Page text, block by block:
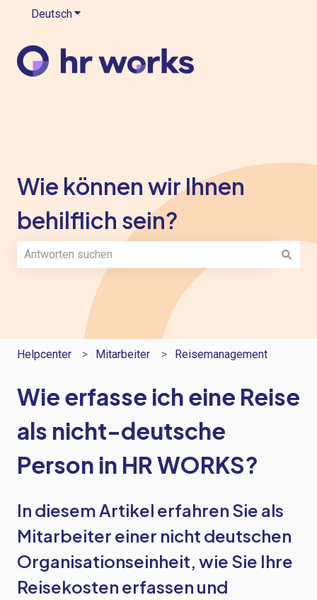
DeutschUntermenü für Übersetzungen anzeigen
Wie können wir Ihnen
behilflich sein?
Es gibt keine Vorschläge, da das Suchfeld leer ist.
Helpcenter Mitarbeiter Reisemanagement
Wie erfasse ich eine Reise
als nicht-deutsche
Person in HR WORKS?
In diesem Artikel erfahren Sie als
Mitarbeiter einer nicht deutschen
Organisationseinheit, wie Sie Ihre
Reisekosten erfassen und